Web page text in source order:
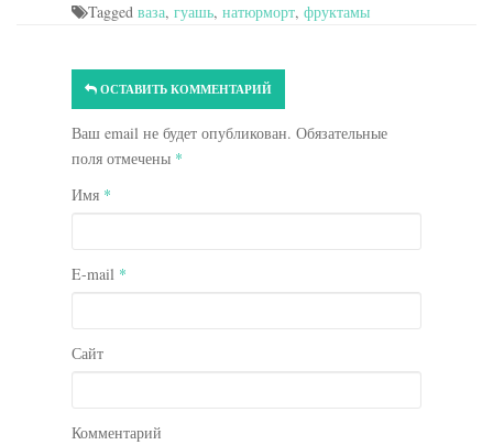
Tagged ваза, гуашь, натюрморт, фруктамы
ОСТАВИТЬ КОММЕНТАРИЙ
Ваш email не будет опубликован. Обязательные
поля отмечены *
Имя *
E-mail *
Сайт
Комментарий